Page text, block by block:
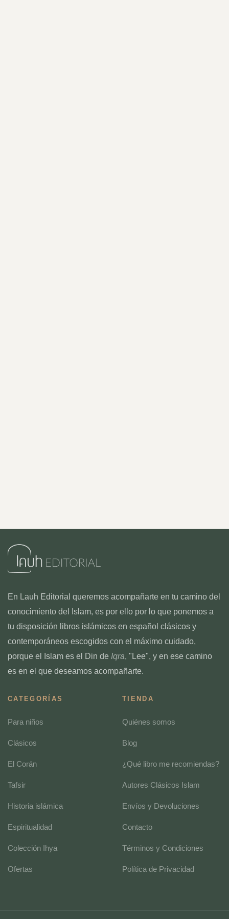
En Lauh Editorial queremos acompañarte en tu camino del
conocimiento del Islam, es por ello por lo que ponemos a
tu disposición libros islámicos en español clásicos y
contemporáneos escogidos con el máximo cuidado,
porque el Islam es el Din de Iqra, "Lee", y en ese camino
es en el que deseamos acompañarte.
CATEGORÍAS
Para niños
Clásicos
El Corán
Tafsir
Historia islámica
Espiritualidad
Colección Ihya
Ofertas
TIENDA
Quiénes somos
Blog
¿Qué libro me recomiendas?
Autores Clásicos Islam
Envíos y Devoluciones
Contacto
Términos y Condiciones
Política de Privacidad